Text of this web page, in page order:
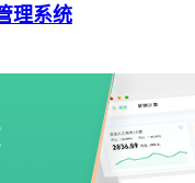
理系统